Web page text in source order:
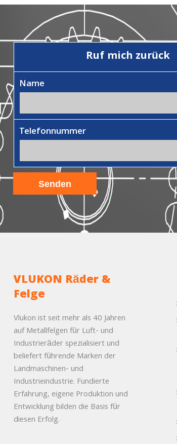
Ruf mich zurück
Name
Telefonnummer
VLUKON Räder &
Felge
Vlukon ist seit mehr als 40 Jahren
auf Metallfelgen für Luft- und
Industrieräder spezialisiert und
beliefert führende Marken der
Landmaschinen- und
Industrieindustrie. Fundierte
Erfahrung, eigene Produktion und
Entwicklung bilden die Basis für
diesen Erfolg.